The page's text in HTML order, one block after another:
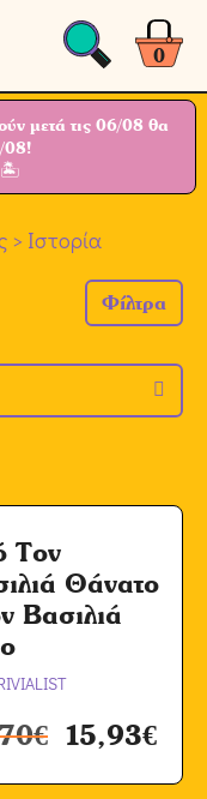
0
μετά τις 06/08 θα
08!
🏝
> Ιστορία
Φίλτρα
Τον
Θάνατο
Βασιλιά
€ 15,93€